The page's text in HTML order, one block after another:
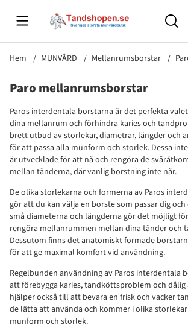
Hem MUNVÅRD Mellanrumsborstar
Paro mellanrumsborstar
Paros interdentala borstarna är det perfekta
dina mellanrum och förhindra karies och
brett utbud av storlekar, diametrar, längder och
för att passa alla munform och storlek. Dessa
är utvecklade för att nå och rengöra de
mellan tänderna, där vanlig borstning inte når.
De olika storlekarna och formerna av Paros
gör att du kan välja en borste som passar dig
små diameterna och längderna gör det möjligt
rengöra mellanrummen mellan dina tänder och
Dessutom finns det anatomiskt formade
för att ge maximal komfort vid användning.
Regelbunden användning av Paros interdentala
att förebygga karies, tandköttsproblem och dålig
hjälper också till att bevara en frisk och vacker
de lätta att använda och kommer i olika
munform och storlek.